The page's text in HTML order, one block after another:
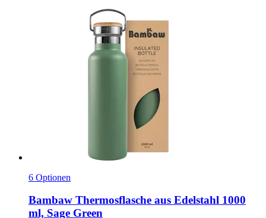
6 Optionen
Bambaw Thermosflasche aus Edelstahl 1000
ml, Sage Green